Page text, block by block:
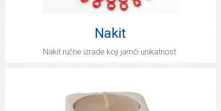
Nakit
Nakit ručne izrade koji jamči unikatnost.